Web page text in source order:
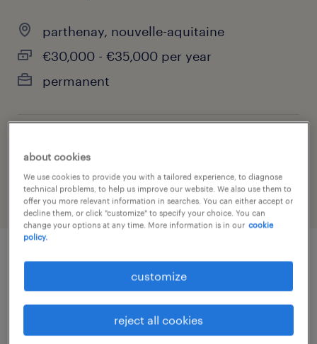
parthenay, nouvelle-aquitaine
€30,000 - €35,000 per year
permanent
descriptif du poste
about cookies
We use cookies to provide you with a tailored experience, to diagnose
technical problems, to help us improve our website. We also use them to
offer you more relevant information in searches. You can either accept or
decline them, or click "customize" to specify your choice. You can
change your options at any time. More information is in our cookie
policy.
customize
reject all cookies